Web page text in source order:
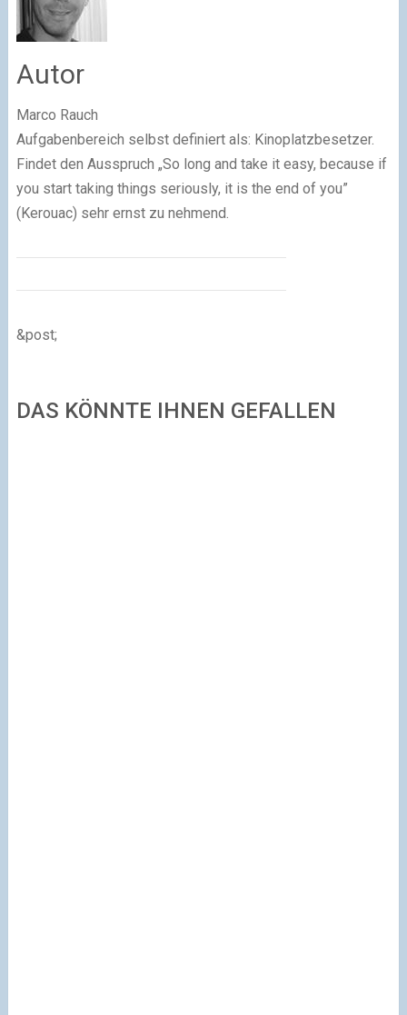
Autor
Marco Rauch
Aufgabenbereich selbst definiert als: Kinoplatzbesetzer.
Findet den Ausspruch „So long and take it easy, because if
you start taking things seriously, it is the end of you”
(Kerouac) sehr ernst zu nehmend.
&post;
DAS KÖNNTE IHNEN GEFALLEN